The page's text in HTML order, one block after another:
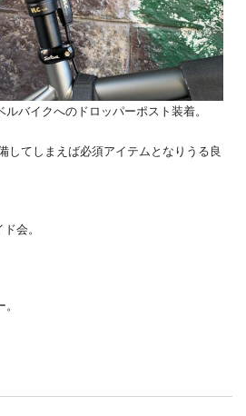
バイクへのドロッパーポスト装着。
してしまえば必須アイテムとなりうる良
会。